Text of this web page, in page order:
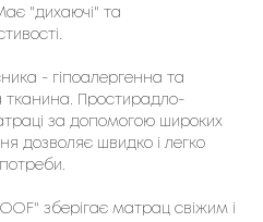
"дихаючі" та
- гіпоалергенна та
Простирадло-
за допомогою широких
дозволяє швидко і легко
зберігає матрац свіжим і